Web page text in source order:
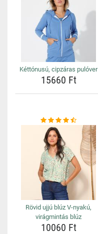
Kéttónusú, cipzáras pulóver
15660 Ft
Rövid ujjú blúz V-nyakú,
virágmintás blúz
10060 Ft